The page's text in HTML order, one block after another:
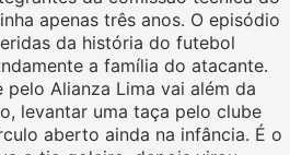
apenas três anos. O episódio
da história do futebol
a família do atacante.
Alianza Lima vai além da
levantar uma taça pelo clube
aberto ainda na infância. É o